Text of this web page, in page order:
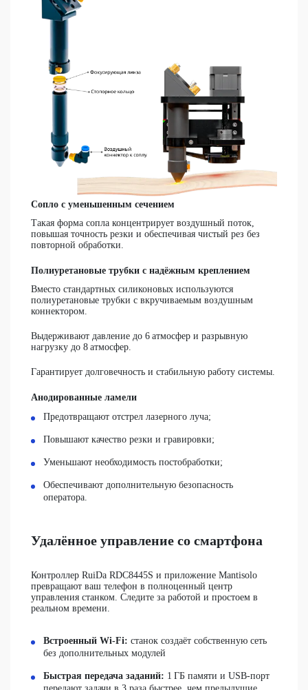
Сопло с уменьшенным сечением
Такая форма сопла концентрирует воздушный поток,
повышая точность резки и обеспечивая чистый рез без
повторной обработки.
Полиуретановые трубки с надёжным креплением
Вместо стандартных силиконовых используются
полиуретановые трубки с вкручиваемым воздушным
коннектором.
Выдерживают давление до 6 атмосфер и разрывную
нагрузку до 8 атмосфер.
Гарантирует долговечность и стабильную работу системы.
Анодированные ламели
Предотвращают отстрел лазерного луча;
Повышают качество резки и гравировки;
Уменьшают необходимость постобработки;
Обеспечивают дополнительную безопасность
оператора.
Удалённое управление со смартфона
Контроллер RuiDa RDC8445S и приложение Mantisolo
превращают ваш телефон в полноценный центр
управления станком. Следите за работой и простоем в
реальном времени.
Встроенный Wi-Fi: станок создаёт собственную сеть
без дополнительных модулей
Быстрая передача заданий: 1 ГБ памяти и USB-порт